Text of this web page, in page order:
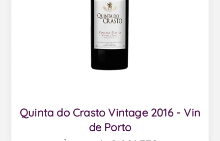
Quinta do Crasto Vintage 2016 - Vin
de Porto